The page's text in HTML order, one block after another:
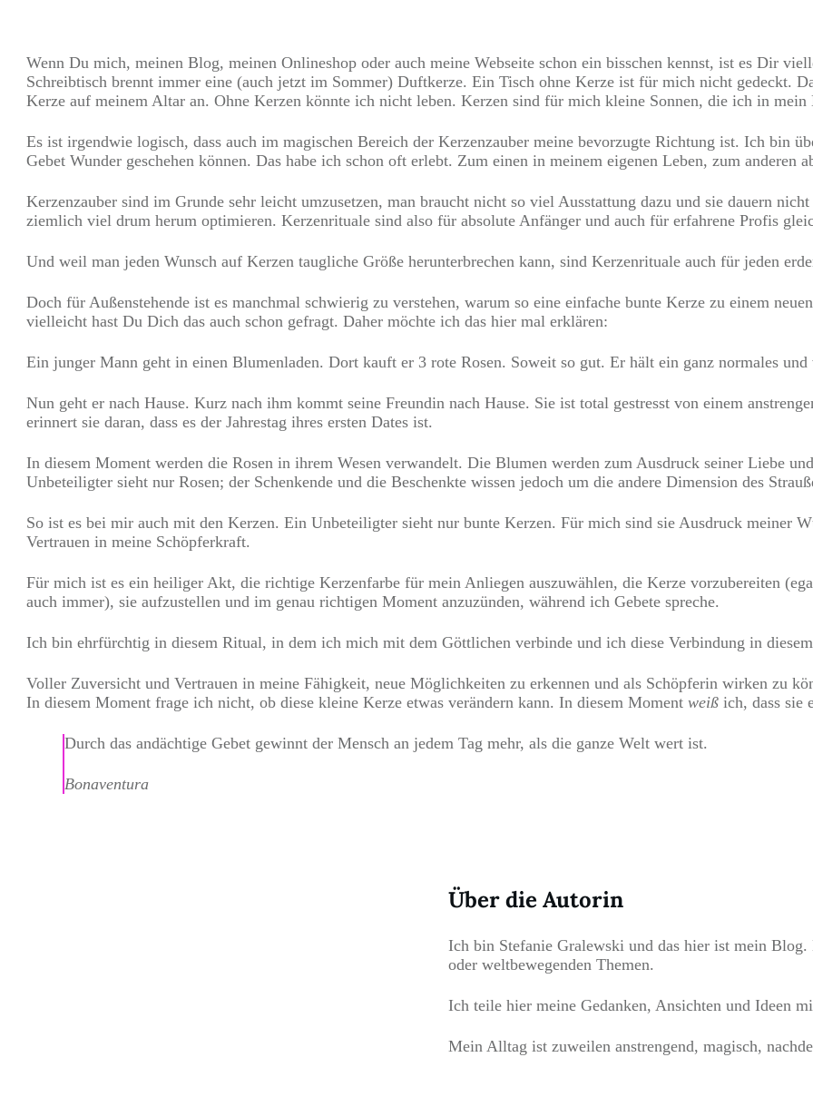
Wenn Du mich, meinen Blog, meinen Onlineshop oder auch meine Webseite schon ein bisschen kennst, ist es Dir
Schreibtisch brennt immer eine (auch jetzt im Sommer) Duftkerze. Ein Tisch ohne Kerze ist für mich nicht gedeckt.
Kerze auf meinem Altar an. Ohne Kerzen könnte ich nicht leben. Kerzen sind für mich kleine Sonnen, die ich in mein
Es ist irgendwie logisch, dass auch im magischen Bereich der Kerzenzauber meine bevorzugte Richtung ist. Ich bin
Gebet Wunder geschehen können. Das habe ich schon oft erlebt. Zum einen in meinem eigenen Leben, zum anderen
Kerzenzauber sind im Grunde sehr leicht umzusetzen, man braucht nicht so viel Ausstattung dazu und sie dauern
ziemlich viel drum herum optimieren. Kerzenrituale sind also für absolute Anfänger und auch für erfahrene Profis
Und weil man jeden Wunsch auf Kerzen taugliche Größe herunterbrechen kann, sind Kerzenrituale auch für jeden
Doch für Außenstehende ist es manchmal schwierig zu verstehen, warum so eine einfache bunte Kerze zu einem
vielleicht hast Du Dich das auch schon gefragt. Daher möchte ich das hier mal erklären:
Ein junger Mann geht in einen Blumenladen. Dort kauft er 3 rote Rosen. Soweit so gut. Er hält ein ganz normales
Nun geht er nach Hause. Kurz nach ihm kommt seine Freundin nach Hause. Sie ist total gestresst von einem
erinnert sie daran, dass es der Jahrestag ihres ersten Dates ist.
In diesem Moment werden die Rosen in ihrem Wesen verwandelt. Die Blumen werden zum Ausdruck seiner Liebe
Unbeteiligter sieht nur Rosen; der Schenkende und die Beschenkte wissen jedoch um die andere Dimension des
So ist es bei mir auch mit den Kerzen. Ein Unbeteiligter sieht nur bunte Kerzen. Für mich sind sie Ausdruck meiner
Vertrauen in meine Schöpferkraft.
Für mich ist es ein heiliger Akt, die richtige Kerzenfarbe für mein Anliegen auszuwählen, die Kerze vorzubereiten
auch immer), sie aufzustellen und im genau richtigen Moment anzuzünden, während ich Gebete spreche.
Ich bin ehrfürchtig in diesem Ritual, in dem ich mich mit dem Göttlichen verbinde und ich diese Verbindung in
Voller Zuversicht und Vertrauen in meine Fähigkeit, neue Möglichkeiten zu erkennen und als Schöpferin wirken zu
In diesem Moment frage ich nicht, ob diese kleine Kerze etwas verändern kann. In diesem Moment weiß ich, dass sie
Durch das andächtige Gebet gewinnt der Mensch an jedem Tag mehr, als die ganze Welt wert ist.
Bonaventura
Über die Autorin
Ich bin Stefanie Gralewski und das hier ist mein
oder weltbewegenden Themen.
Ich teile hier meine Gedanken, Ansichten und Ideen
Mein Alltag ist zuweilen anstrengend, magisch,